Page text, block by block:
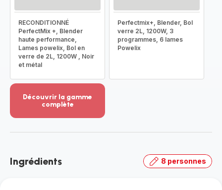
RECONDITIONNÉ
PerfectMix +, Blender
haute performance,
Lames powelix, Bol en
verre de 2L, 1200W , Noir
et métal
Perfectmix+, Blender, Bol
verre 2L, 1200W, 3
programmes, 6 lames
Powelix
Découvrir la gamme
complète
-
gamme
Ingrédients 8 personnes